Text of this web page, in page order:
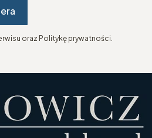
oraz Politykę prywatności.